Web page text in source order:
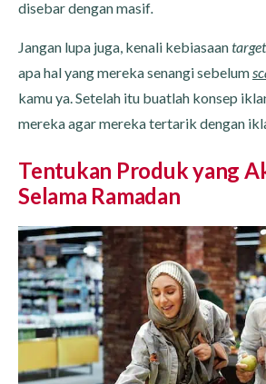
disebar dengan masif.
Jangan lupa juga, kenali kebiasaan
apa hal yang mereka senangi sebelum
kamu ya. Setelah itu buatlah konsep
mereka agar mereka tertarik dengan
Tentukan Produk yang
Selama Ramadan